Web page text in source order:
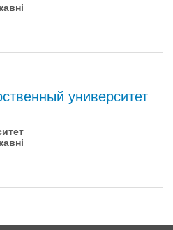
университет